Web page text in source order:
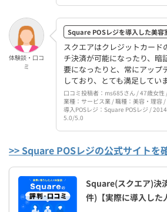
体験談・口コ
ミ
Square POSレジを導入した美容
スクエアはクレジットカード
チ決済が可能になったり、暗
要になったりと、常にアップ
しており、とても満足してい
口コミ投稿者：ms685さん / 47歳女性
業種：サービス業 / 職種：美容・理容
導入POSレジ：Square POSレジ /
5.0/5.0
>> Square POSレジの公式サイトを
Square(スクエア)決
件)【実際に導入した